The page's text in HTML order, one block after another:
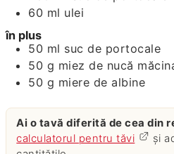
60 ml ulei
în plus
50 ml suc de portocale
50 g miez de nucă
50 g miere de albine
Ai o tavă diferită de cea din
calculatorul pentru tăvi
și